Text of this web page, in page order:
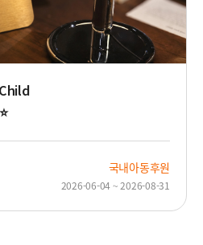
국내아동후원
2026-06-04 ~ 2026-08-31
지